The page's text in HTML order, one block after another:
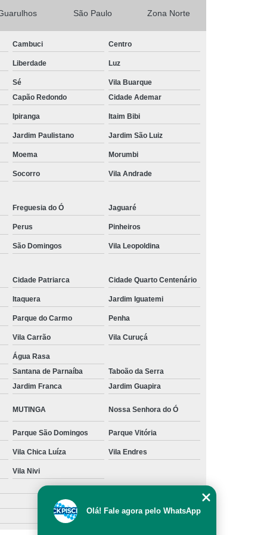
Piscina
Iluminação de Piscina em Led
em Piscina
Iluminação Interna Piscina
de Piscina
Iluminação para Piscina Led
Piscina Jacuzzi
Limpeza da Piscina
Limpeza de Piscina Condomínio
Limpeza de Piscina de Fibra
Limpeza de Piscina Grande
para Piscina
Limpeza Piscina
Aquecida
Limpeza de Piscina de Vinil
Limpeza de Piscina Filtrando
Tratamento e Manutenção de Piscinas
Manutenção para Piscina em Casa
Limpeza de Piscina água Verde
Limpeza de Piscina Muito Suja
Limpeza de Piscina por Ionização
sem Cloro
Limpeza de Piscina Verde
Filtro Piscina
Limpeza Piscina Verde
Piscina
Manutenção de Piscina
em Piscina
Manutenção para Piscina
Cheia
Manutenção Piscina Fibra
Piscina Vinil
Manutenção de Bomba de Piscina
Manutenção de Motor de Piscina
São Paulo Zona Norte
Cambuci Centro
Liberdade Luz
Sé
Vila Buarque
Capão Redondo Cidade Ademar
Ipiranga Itaim Bibi
Jardim Paulistano Jardim São Luiz
Moema Morumbi
Socorro Vila Andrade
Freguesia do Ó Jaguaré
Perus Pinheiros
São Domingos Vila Leopoldina
Cidade Patriarca Cidade Quarto Centenário
Itaquera Jardim Iguatemi
Parque do Carmo Penha
Vila Carrão Vila Curuçá
Água Rasa
Santana de Parnaíba
Taboão da Serra
Jardim Franca Jardim Guapira
MUTINGA Nossa Senhora do Ó
Parque São Domingos Parque Vitória
Vila Chica Luíza Vila Endres
Vila Nivi
Olá! Fale agora pelo WhatsApp